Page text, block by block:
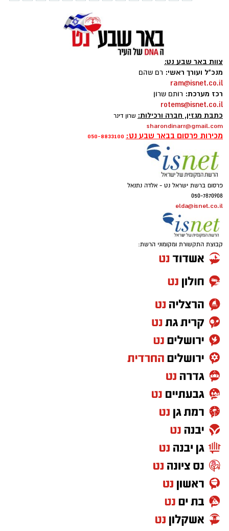
צוות באר שבע נט:
מנכ"ל ועורך ראשי: רם שהם
ram@isnet.co.il
רכז מערכת: רותם שרון
rotems@isnet.co.il
כתבת מגזין, חברה ורכילות: שרון דינר
sharondinarr@gmail.com
מכירות פרסום בבאר שבע נט: 050-8833100
פרסום ברשת ישראל נט - אלדה נתנאל
050-7870908
elda@isnet.co.il
קבוצת התקשורת ומקומוני הרשת: